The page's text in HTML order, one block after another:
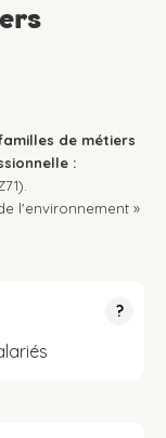
de métiers
:
l'environnement »
?